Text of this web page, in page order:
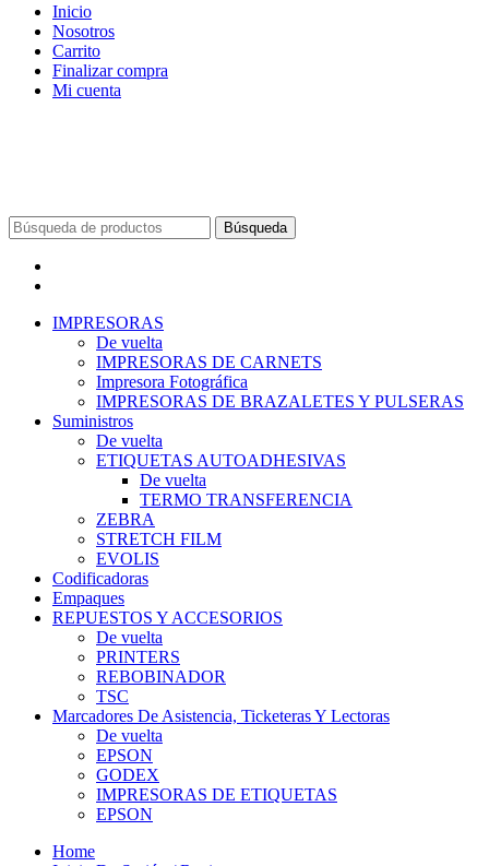
Inicio
Nosotros
Carrito
Finalizar compra
Mi cuenta
Búsqueda
IMPRESORAS
De vuelta
IMPRESORAS DE CARNETS
Impresora Fotográfica
IMPRESORAS DE BRAZALETES Y PULSERAS
Suministros
De vuelta
ETIQUETAS AUTOADHESIVAS
De vuelta
TERMO TRANSFERENCIA
ZEBRA
STRETCH FILM
EVOLIS
Codificadoras
Empaques
REPUESTOS Y ACCESORIOS
De vuelta
PRINTERS
REBOBINADOR
TSC
Marcadores De Asistencia, Ticketeras Y Lectoras
De vuelta
EPSON
GODEX
IMPRESORAS DE ETIQUETAS
EPSON
Home